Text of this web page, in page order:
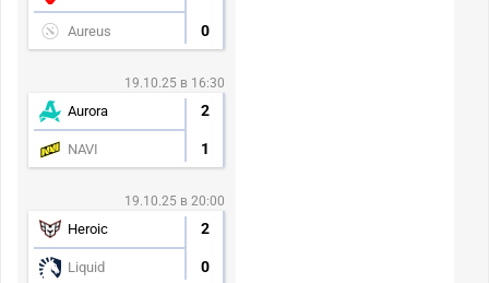
Aureus 0
19.10.25 в 16:30
Aurora 2
NAVI 1
19.10.25 в 20:00
Heroic 2
Liquid 0